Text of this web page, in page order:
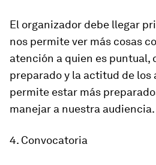
El organizador debe llegar
nos permite ver más cosas
atención a quien es puntual,
preparado y la actitud de los
permite estar más
manejar a nuestra audiencia.
4. Convocatoria